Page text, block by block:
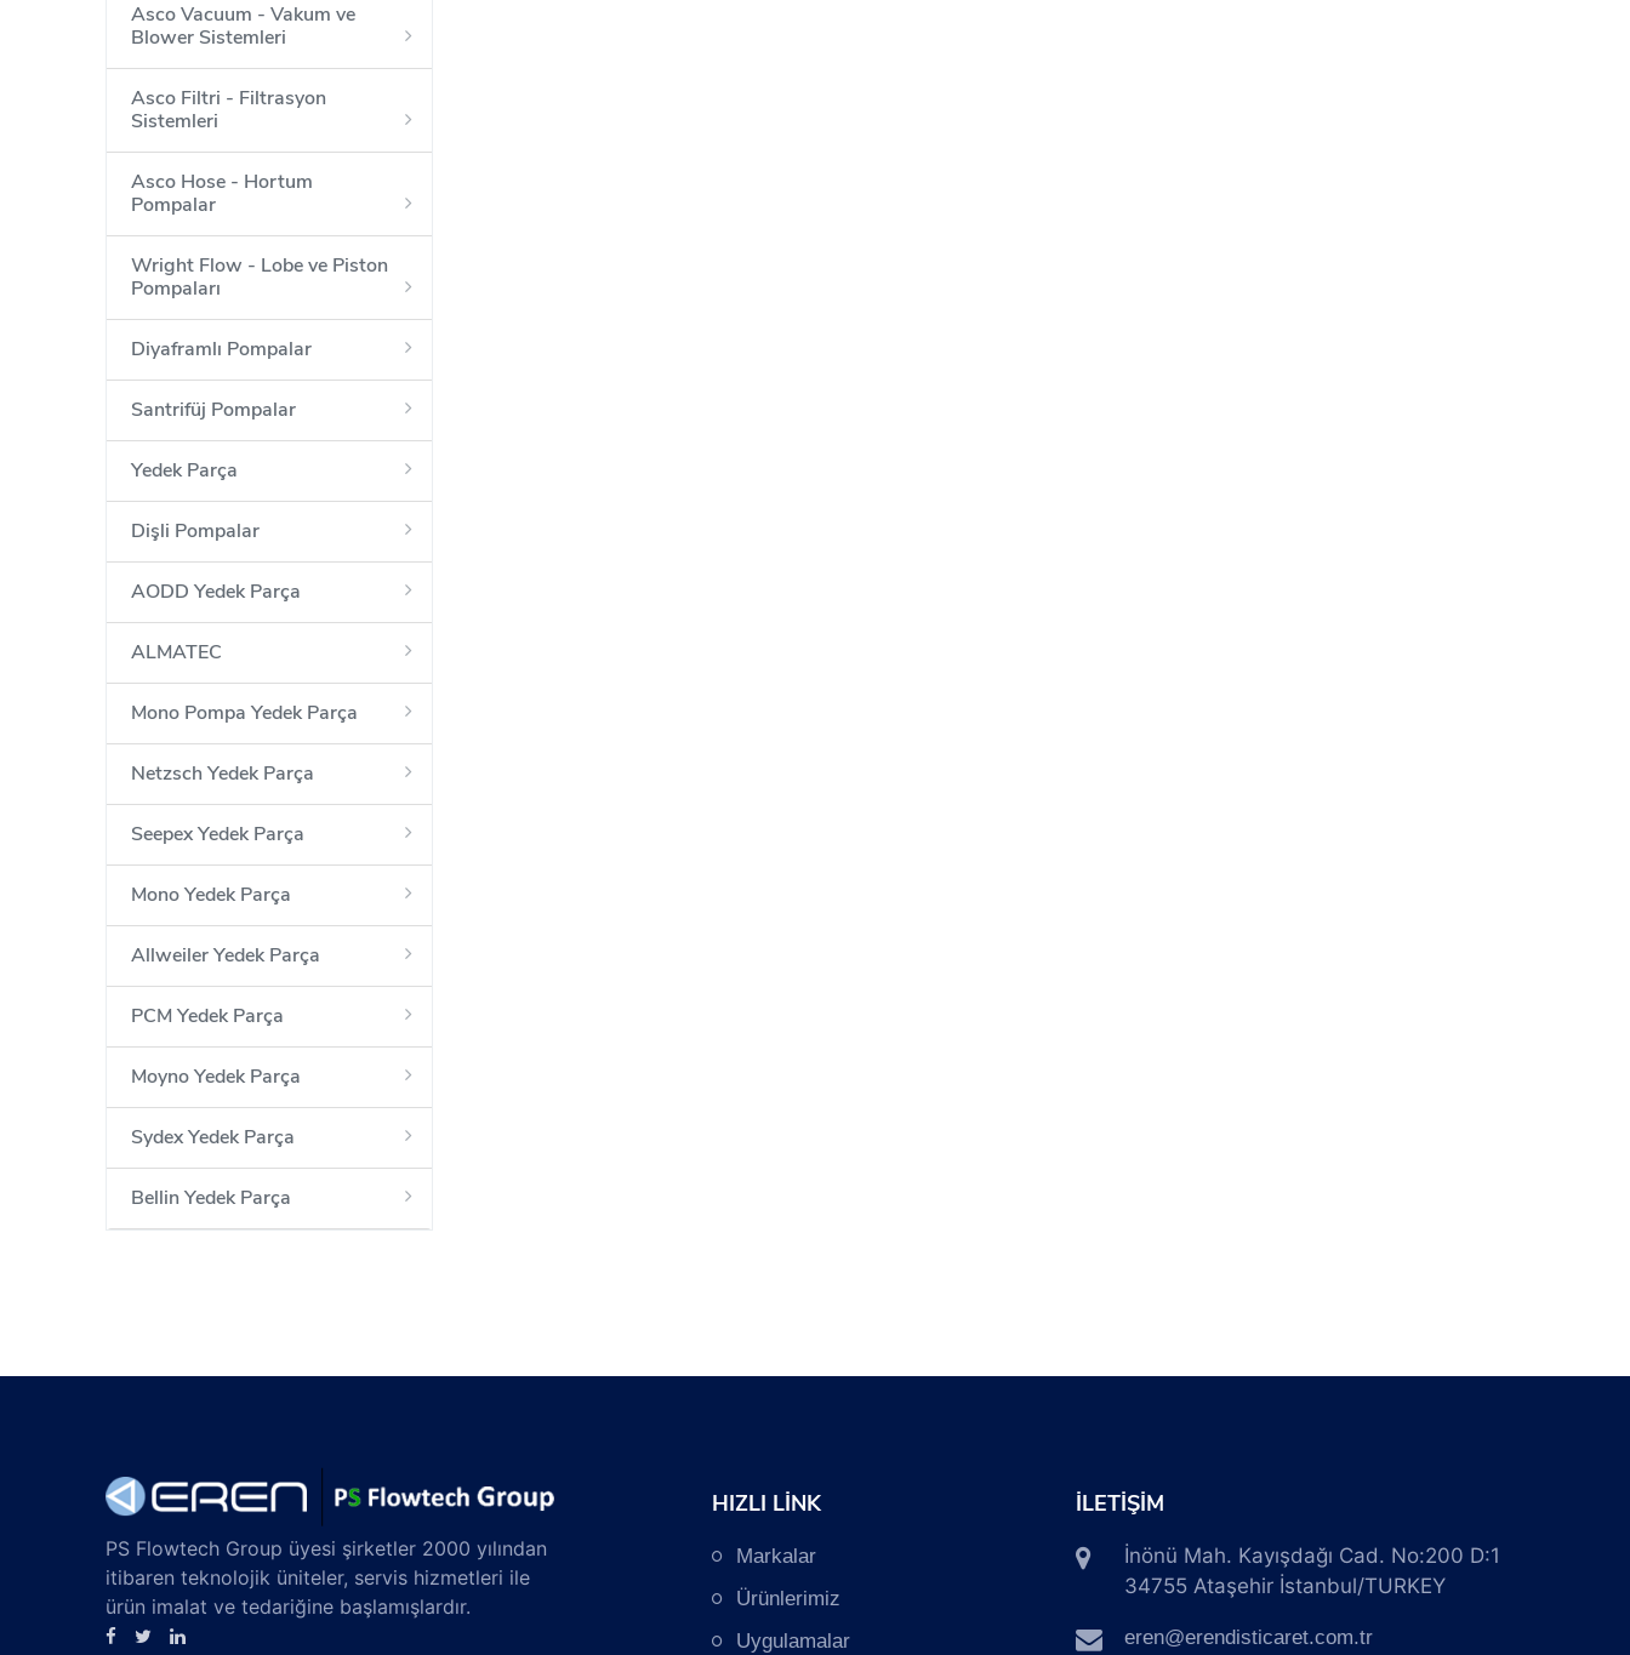
Asco Vacuum - Vakum ve
Blower Sistemleri
Asco Filtri - Filtrasyon
Sistemleri
Asco Hose - Hortum
Pompalar
Wright Flow - Lobe ve Piston
Pompaları
Diyaframlı Pompalar
Santrifüj Pompalar
Yedek Parça
Dişli Pompalar
AODD Yedek Parça
ALMATEC
Mono Pompa Yedek Parça
Netzsch Yedek Parça
Seepex Yedek Parça
Mono Yedek Parça
Allweiler Yedek Parça
PCM Yedek Parça
Moyno Yedek Parça
Sydex Yedek Parça
Bellin Yedek Parça
PS Flowtech Group üyesi şirketler 2000 yılından
itibaren teknolojik üniteler, servis hizmetleri ile
ürün imalat ve tedariğine başlamışlardır.
HIZLI LİNK
Markalar
Ürünlerimiz
Uygulamalar
İLETİŞİM
İnönü Mah. Kayışdağı Cad. No:200 D:1
34755 Ataşehir İstanbul/TURKEY
eren@erendisticaret.com.tr